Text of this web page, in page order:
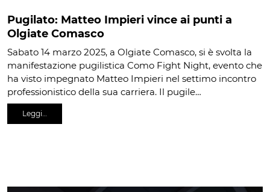
Pugilato: Matteo Impieri vince ai punti a
Olgiate Comasco
Sabato 14 marzo 2025, a Olgiate Comasco, si è svolta la
manifestazione pugilistica Como Fight Night, evento che
ha visto impegnato Matteo Impieri nel settimo incontro
professionistico della sua carriera. Il pugile…
Leggi…